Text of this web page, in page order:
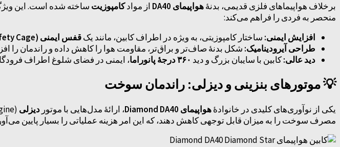
برخلاف هواپیماهای فلزی قدیمی، بدنهٔهواپیمای DA40 از موادکامپوزیت ساخته شده است. این
منحصر به فردی را فراهم می‌کند:
افزایش ایمنی: ساختار کامپوزیتی، به ویژه در اطراف کابین، مانند یکقفس ایمنی (Safety Cage)
طراحی آیرودینامیک: شکل بدنهٔ صاف‌تر و براق‌تر، مقاومت هوا را کاهش داده و راندمان را
دید عالی:کابین با سایبان بزرگ و دید ۳۶۰ درجهٔ پانوراما ، ایمنی در فضای شلوغ اطراف
💡 موتورهای بنزینی و دیزلی: راندمان سوخت
یکی از نوآوری‌های کلیدی در خانوادهٔهواپیمای Diamond DA40 ، ارائهٔ مدل‌هایی با موتور دیزلی (Austro Engine) است. این موتورها می‌توانند با سوخت
مصرف سوخت را به میزان قابل توجهی کاهش دهند، که این امر هزینه عملیاتی را بسیار پایین